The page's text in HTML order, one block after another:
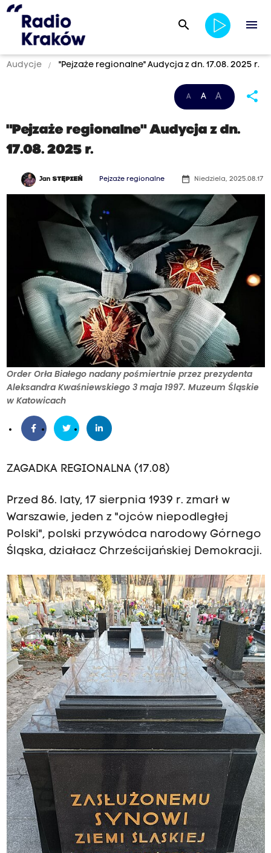
search menu
Audycje "Pejzaże regionalne" Audycja z dn. 17.08. 2025 r.
A A A share
"Pejzaże regionalne" Audycja z dn.
17.08. 2025 r.
JanSTĘPIEŃ Pejzaże regionalne date_range Niedziela, 2025.08.17
Order Orła Białego nadany pośmiertnie przez prezydenta
Aleksandra Kwaśniewskiego 3 maja 1997. Muzeum Śląskie
w Katowicach
ZAGADKA REGIONALNA (17.08)
Przed 86. laty, 17 sierpnia 1939 r. zmarł w
Warszawie, jeden z "ojców niepodległej
Polski", polski przywódca narodowy Górnego
Śląska, działacz Chrześcijańskiej Demokracji.